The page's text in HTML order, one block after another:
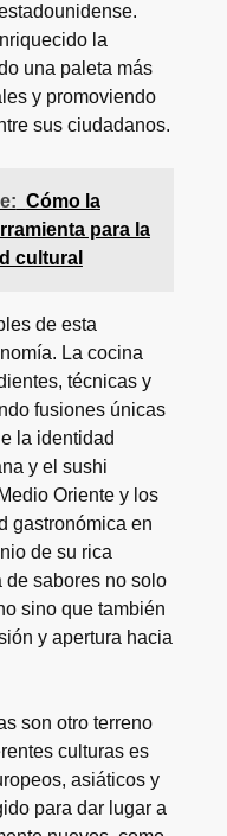
la
una paleta más
y promoviendo
sus ciudadanos.
Cómo la
para la
cultural
de esta
La cocina
técnicas y
fusiones únicas
la identidad
y el sushi
Oriente y los
gastronómica en
de su rica
de sabores no solo
sino que también
y apertura hacia
son otro terreno
culturas es
asiáticos y
para dar lugar a